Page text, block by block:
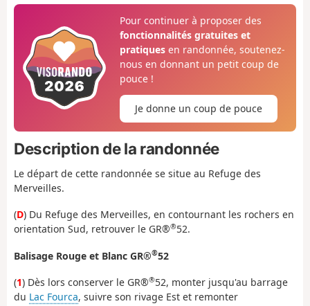
Pour continuer à proposer des
fonctionnalités gratuites et
pratiquesen randonnée, soutenez-
nous en donnant un petit coup de
pouce !
Je donne un coup de pouce
Description de la randonnée
Le départ de cette randonnée se situe au Refuge des
Merveilles.
(D) Du Refuge des Merveilles, en contournant les rochers en
orientation Sud, retrouver le GR®®52.
Balisage Rouge et Blanc GR®®52
(1) Dès lors conserver le GR®®52, monter jusqu'au barrage
du Lac Fourca, suivre son rivage Est et remonter